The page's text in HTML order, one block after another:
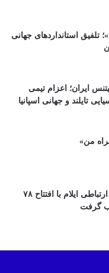
استانداردهای جهانی
ایران؛ اعزام تیمی
تایلند و جهانی اسپانیا
من»
توسعه زیرساخت‌های ارتباطی ایلام با افتتاح ۷۸
گرفت